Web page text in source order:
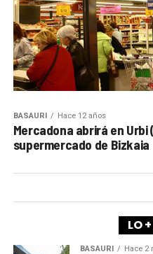
BASAURI Hace 12 años
Mercadona abrirá en
supermercado de Bizkaia
LO
BASAURI Hace 2